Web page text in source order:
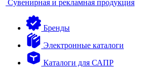
Сувенирная и рекламная продукция
Бренды
Электронные каталоги
Каталоги для САПР